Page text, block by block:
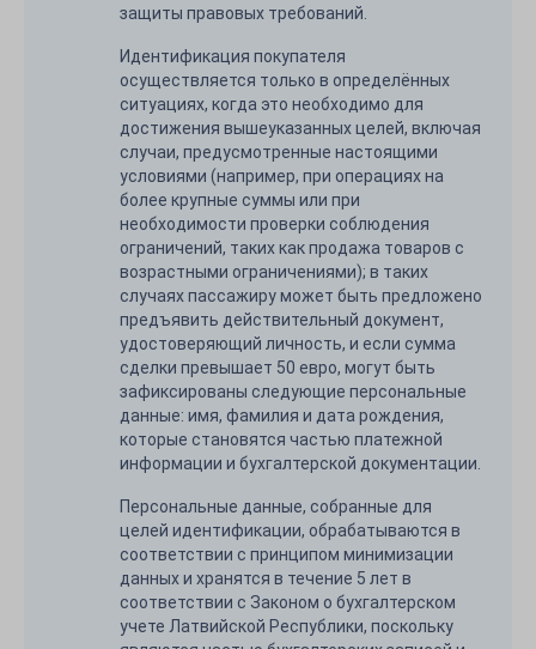
защиты правовых требований.
Идентификация покупателя
осуществляется только в определённых
ситуациях, когда это необходимо для
достижения вышеуказанных целей, включая
случаи, предусмотренные настоящими
условиями (например, при операциях на
более крупные суммы или при
необходимости проверки соблюдения
ограничений, таких как продажа товаров с
возрастными ограничениями); в таких
случаях пассажиру может быть предложено
предъявить действительный документ,
удостоверяющий личность, и если сумма
сделки превышает 50 евро, могут быть
зафиксированы следующие персональные
данные: имя, фамилия и дата рождения,
которые становятся частью платежной
информации и бухгалтерской документации.
Персональные данные, собранные для
целей идентификации, обрабатываются в
соответствии с принципом минимизации
данных и хранятся в течение 5 лет в
соответствии с Законом о бухгалтерском
учете Латвийской Республики, поскольку